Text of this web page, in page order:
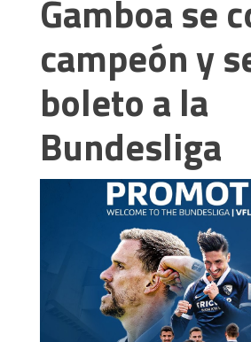
Gamboa se
campeón y
boleto a la
Bundesliga